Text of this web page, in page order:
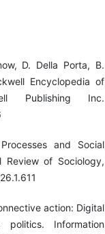
D. Della Porta, B.
Encyclopedia of
Publishing Inc.
and Social
Review of Sociology,
action: Digital
Information